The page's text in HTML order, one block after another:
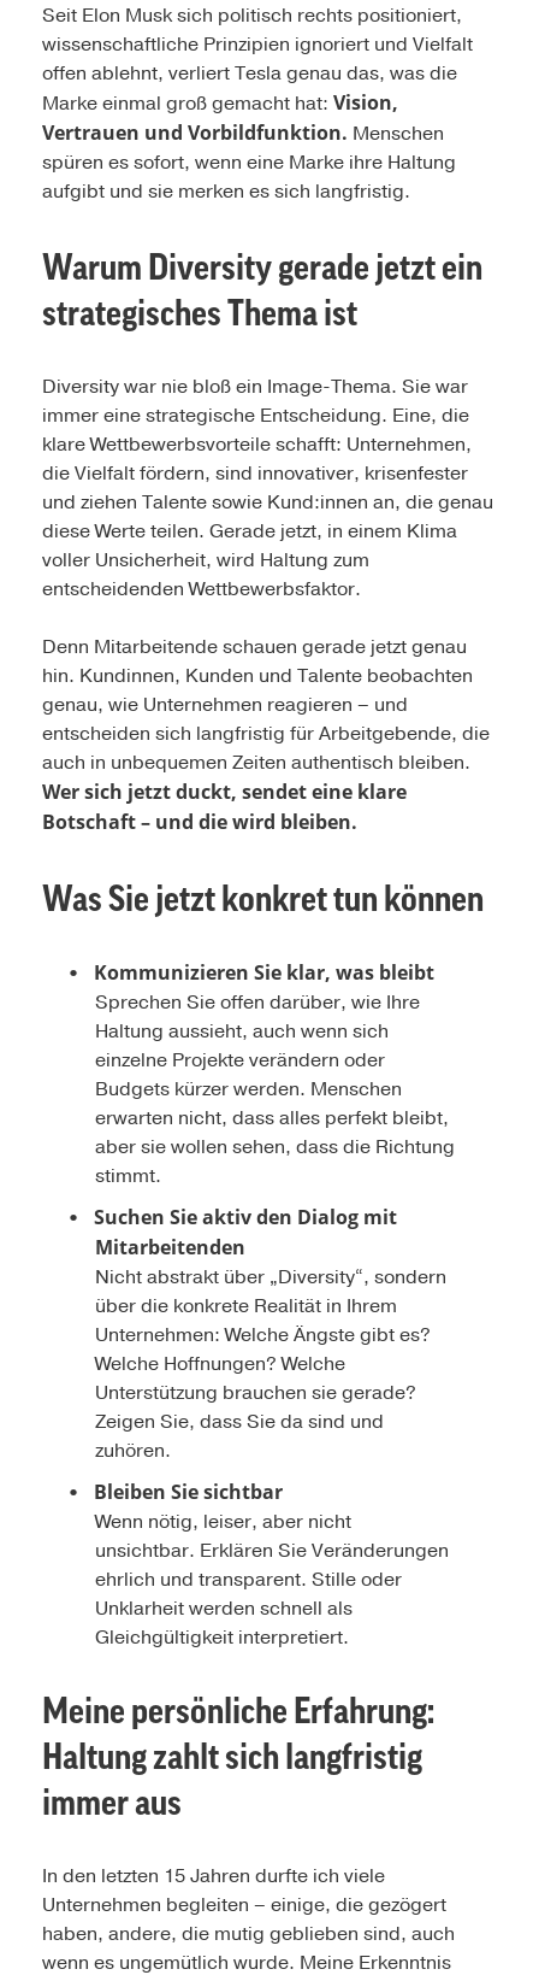
Seit Elon Musk sich politisch rechts positioniert,
wissenschaftliche Prinzipien ignoriert und Vielfalt
offen ablehnt, verliert Tesla genau das, was die
Marke einmal groß gemacht hat: Vision,
Vertrauen und Vorbildfunktion. Menschen
spüren es sofort, wenn eine Marke ihre Haltung
aufgibt und sie merken es sich langfristig.
Warum Diversity gerade jetzt ein
strategisches Thema ist
Diversity war nie bloß ein Image-Thema. Sie war
immer eine strategische Entscheidung. Eine, die
klare Wettbewerbsvorteile schafft: Unternehmen,
die Vielfalt fördern, sind innovativer, krisenfester
und ziehen Talente sowie Kund:innen an, die genau
diese Werte teilen. Gerade jetzt, in einem Klima
voller Unsicherheit, wird Haltung zum
entscheidenden Wettbewerbsfaktor.
Denn Mitarbeitende schauen gerade jetzt genau
hin. Kundinnen, Kunden und Talente beobachten
genau, wie Unternehmen reagieren – und
entscheiden sich langfristig für Arbeitgebende, die
auch in unbequemen Zeiten authentisch bleiben.
Wer sich jetzt duckt, sendet eine klare
Botschaft – und die wird bleiben.
Was Sie jetzt konkret tun können
Kommunizieren Sie klar, was bleibt
Sprechen Sie offen darüber, wie Ihre
Haltung aussieht, auch wenn sich
einzelne Projekte verändern oder
Budgets kürzer werden. Menschen
erwarten nicht, dass alles perfekt bleibt,
aber sie wollen sehen, dass die Richtung
stimmt.
Suchen Sie aktiv den Dialog mit
Mitarbeitenden
Nicht abstrakt über „Diversity“, sondern
über die konkrete Realität in Ihrem
Unternehmen: Welche Ängste gibt es?
Welche Hoffnungen? Welche
Unterstützung brauchen sie gerade?
Zeigen Sie, dass Sie da sind und
zuhören.
Bleiben Sie sichtbar
Wenn nötig, leiser, aber nicht
unsichtbar. Erklären Sie Veränderungen
ehrlich und transparent. Stille oder
Unklarheit werden schnell als
Gleichgültigkeit interpretiert.
Meine persönliche Erfahrung:
Haltung zahlt sich langfristig
immer aus
In den letzten 15 Jahren durfte ich viele
Unternehmen begleiten – einige, die gezögert
haben, andere, die mutig geblieben sind, auch
wenn es ungemütlich wurde. Meine Erkenntnis